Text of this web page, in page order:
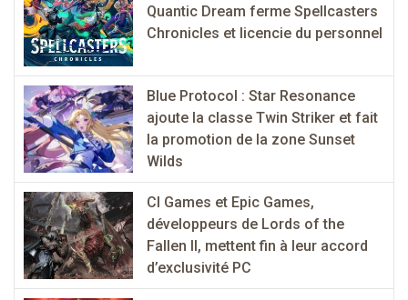
Quantic Dream ferme Spellcasters
Chronicles et licencie du personnel
Blue Protocol : Star Resonance
ajoute la classe Twin Striker et fait
la promotion de la zone Sunset
Wilds
CI Games et Epic Games,
développeurs de Lords of the
Fallen II, mettent fin à leur accord
d’exclusivité PC